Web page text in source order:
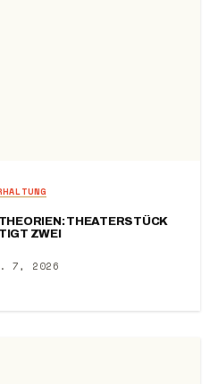
THEATERSTÜCK
ZWEI
7, 2026